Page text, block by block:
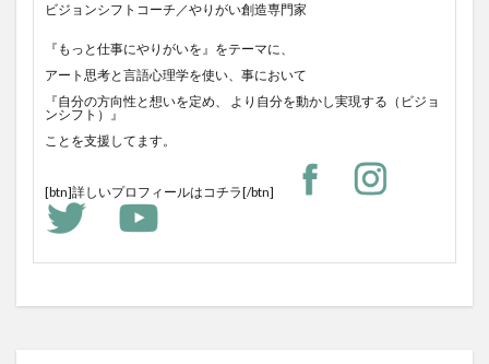
ビジョンシフトコーチ／やりがい創造専門家
『もっと仕事にやりがいを』をテーマに、
アート思考と言語心理学を使い、事において
『自分の方向性と想いを定め、 より自分を動かし実現する（ビジョ
ンシフト）』
ことを支援してます。
[btn]詳しいプロフィールはコチラ[/btn]